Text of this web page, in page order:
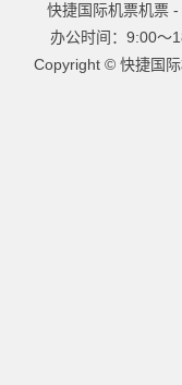
快捷国际机票机票
办公时间：9:00～
Copyright © 快捷国